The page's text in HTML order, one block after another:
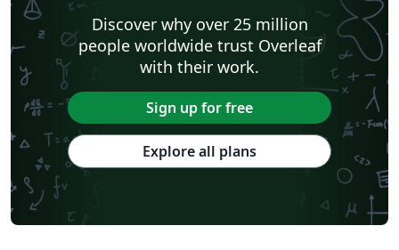
Discover why over 25 million
people worldwide trust Overleaf
with their work.
Sign up for free
Explore all plans